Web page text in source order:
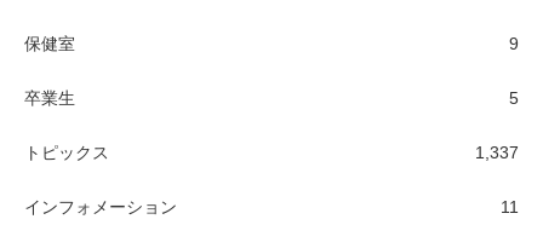
保健室 9
卒業生 5
トピックス 1,337
インフォメーション 11